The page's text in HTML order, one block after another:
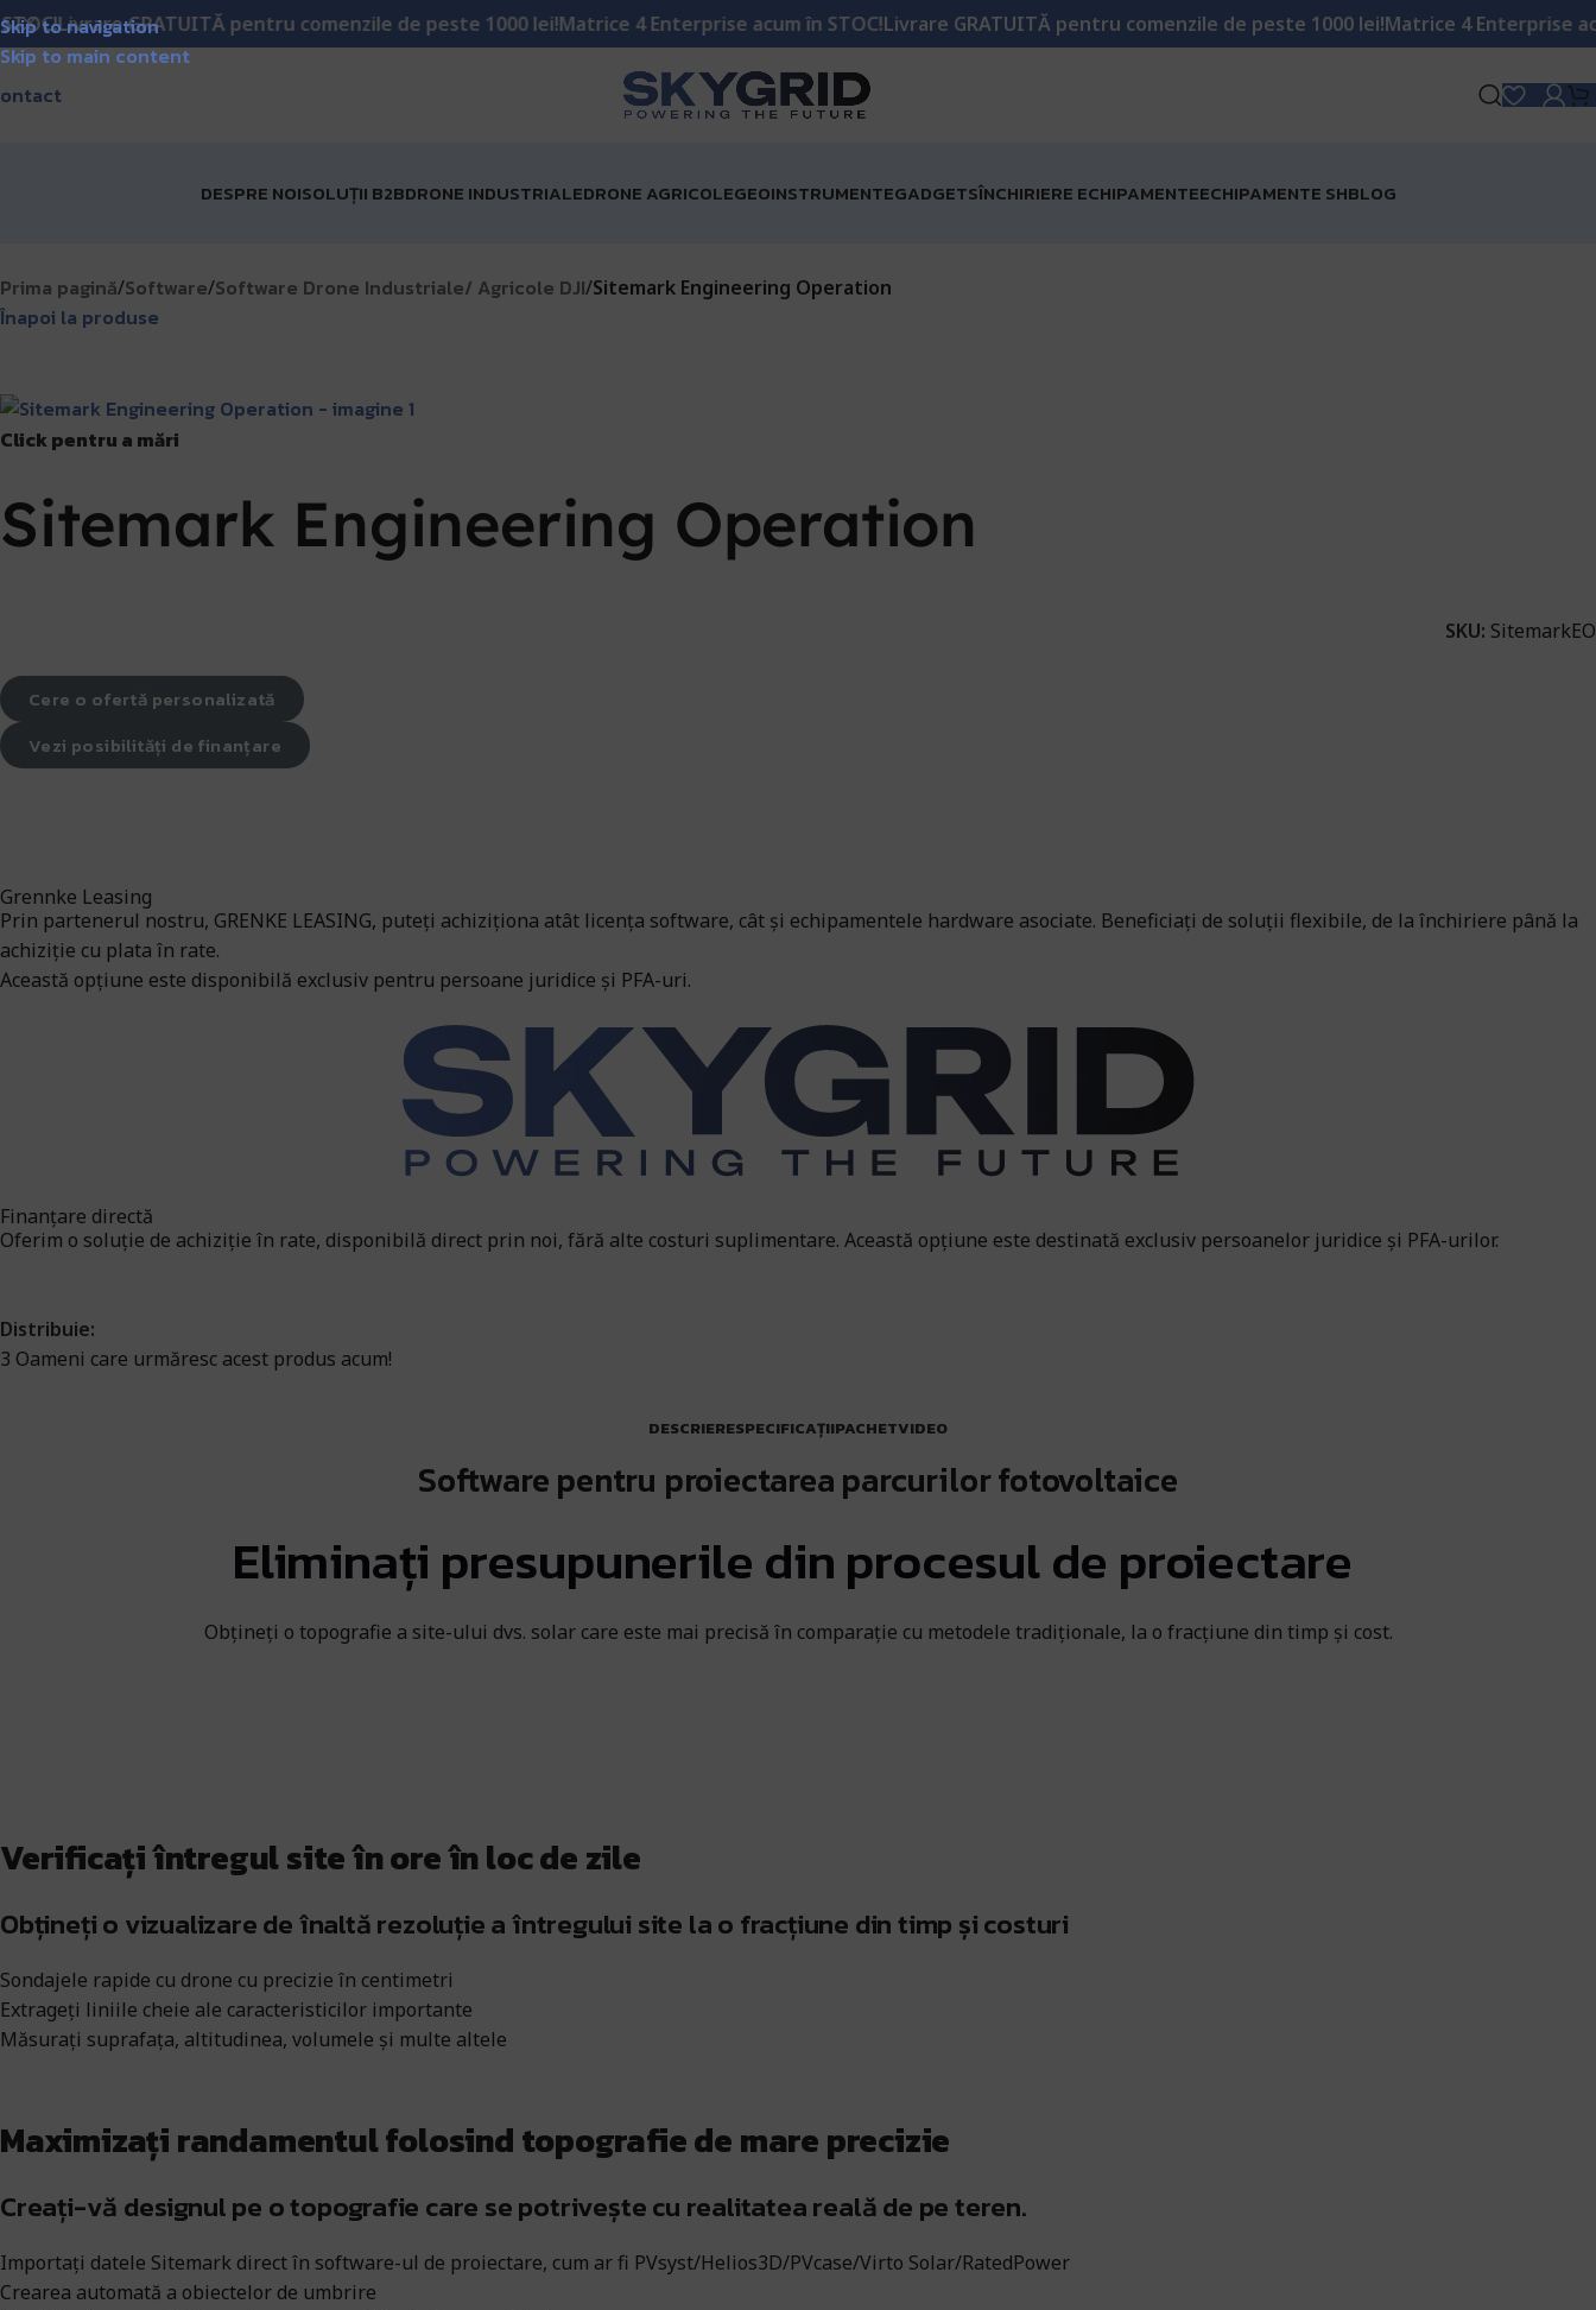
Skip to navigation
Skip to main content
GRATUITĂ pentru comenzile de peste 1000 lei!Matrice 4 Enterprise acum în STOC!Livrare GRATUITĂ pentru comenzile de peste 1000 lei!Matrice 4 Enterprise acum în
DESPRE NOISOLUȚII B2BDRONE INDUSTRIALEDRONE AGRICOLEGEOINSTRUMENTEGADGETSÎNCHIRIERE ECHIPAMENTEECHIPAMENTE SHBLOG
Prima pagină/Software/Software Drone Industriale/ Agricole DJI/Sitemark Engineering Operation
Înapoi la produse
Click pentru a mări
Sitemark Engineering Operation
SKU: SitemarkEO
Cere o ofertă personalizată
Vezi posibilități de finanțare
Grennke Leasing
Prin partenerul nostru, GRENKE LEASING, puteți achiziționa atât licența software, cât și echipamentele hardware asociate. Beneficiați de soluții flexibile, de la închiriere până la
achiziție cu plata în rate.
Această opțiune este disponibilă exclusiv pentru persoane juridice și PFA-uri.
Finanțare directă
Oferim o soluție de achiziție în rate, disponibilă direct prin noi, fără alte costuri suplimentare. Această opțiune este destinată exclusiv persoanelor juridice și PFA-urilor.
Distribuie:
3 Oameni care urmăresc acest produs acum!
DESCRIERESPECIFICAȚIIPACHETVIDEO
Software pentru proiectarea parcurilor fotovoltaice
Eliminați presupunerile din procesul de proiectare
Obțineți o topografie a site-ului dvs. solar care este mai precisă în comparație cu metodele tradiționale, la o fracțiune din timp și cost.
Verificați întregul site în ore în loc de zile
Obțineți o vizualizare de înaltă rezoluție a întregului site la o fracțiune din timp și costuri
Sondajele rapide cu drone cu precizie în centimetri
Extrageți liniile cheie ale caracteristicilor importante
Măsurați suprafața, altitudinea, volumele și multe altele
Maximizați randamentul folosind topografie de mare precizie
Creați-vă designul pe o topografie care se potrivește cu realitatea reală de pe teren.
Importați datele Sitemark direct în software-ul de proiectare, cum ar fi PVsyst/Helios3D/PVcase/Virto Solar/RatedPower
Crearea automată a obiectelor de umbrire